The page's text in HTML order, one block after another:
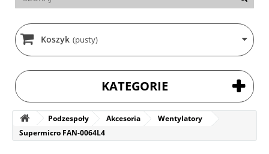
Koszyk (pusty)
KATEGORIE
Podzespoły Akcesoria
Wentylatory
Supermicro FAN-0064L4